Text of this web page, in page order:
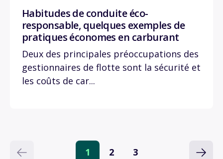
Habitudes de conduite éco-
responsable, quelques exemples de
pratiques économes en carburant
Deux des principales préoccupations des
gestionnaires de flotte sont la sécurité et
les coûts de car...
1 2 3